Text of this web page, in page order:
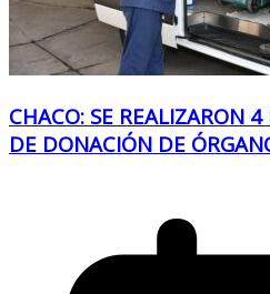
CHACO: SE REALIZARON
DE DONACIÓN DE